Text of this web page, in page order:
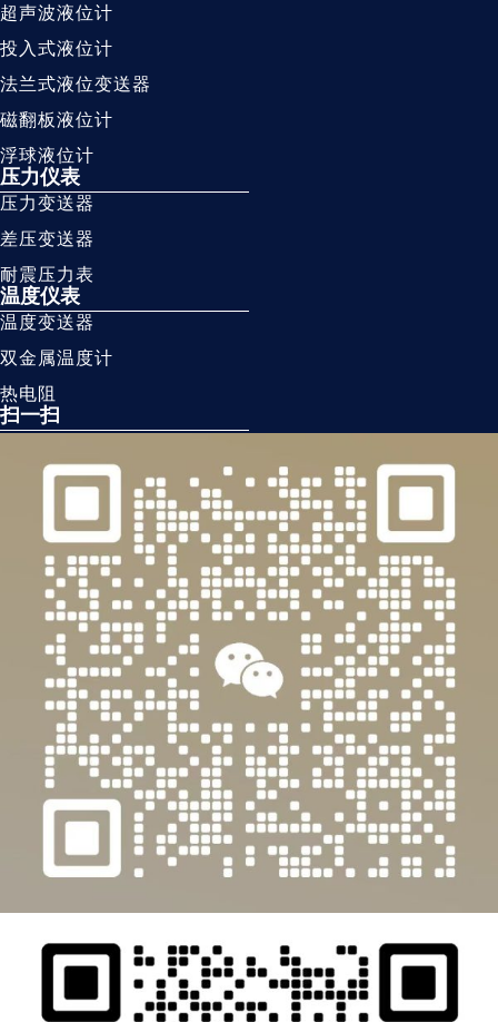
超声波液位计
投入式液位计
法兰式液位变送器
磁翻板液位计
浮球液位计
压力仪表
压力变送器
差压变送器
耐震压力表
温度仪表
温度变送器
双金属温度计
热电阻
扫一扫